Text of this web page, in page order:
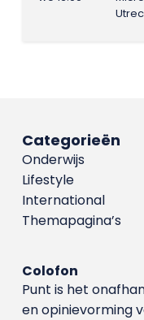
Categorieën
Onderwijs
Lifestyle
International
Themapagina’s
Colofon
Punt is het
en opinievorming